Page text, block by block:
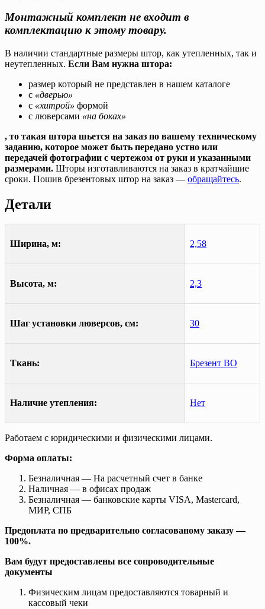
Монтажный комплект не входит в
комплектацию к этому товару.
В наличии стандартные размеры штор, как утепленных, так и
неутепленных. Если Вам нужна штора:
размер который не представлен в нашем каталоге
с «дверью»
с «хитрой» формой
с люверсами «на боках»
, то такая штора шьется на заказ по вашему техническому
заданию, которое может быть передано устно или
передачей фотографии с чертежом от руки и указанными
размерами. Шторы изготавливаются на заказ в кратчайшие
сроки. Пошив брезентовых штор на заказ — обращайтесь.
Детали
Ширина, м: 2,58
Высота, м: 2,3
Шаг установки люверсов, см: 30
Ткань: Брезент ВО
Наличие утепления: Нет
Работаем с юридическими и физическими лицами.
Форма оплаты:
Безналичная — На расчетный счет в банке
Наличная — в офисах продаж
Безналичная — банковские карты VISA, Mastercard,
МИР, СПБ
Предоплата по предварительно согласованому заказу —
100%.
Вам будут предоставлены все сопроводительные
документы
Физическим лицам предоставляются товарный и
кассовый чеки